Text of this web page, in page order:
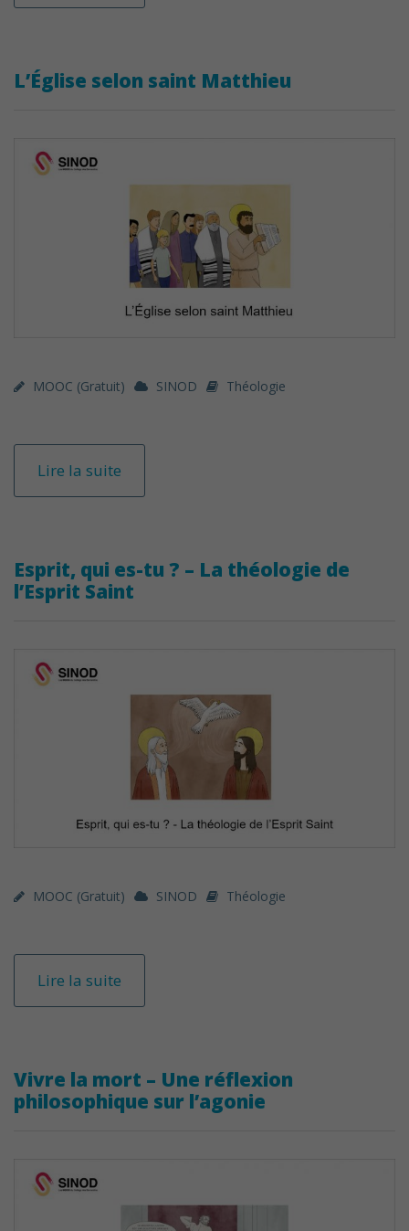
L’Église selon saint Matthieu
MOOC (gratuit) SINOD Théologie
Lire la suite
Esprit, qui es-tu ? – La théologie de
l’Esprit Saint
MOOC (gratuit) SINOD Théologie
Lire la suite
Vivre la mort – Une réflexion
philosophique sur l’agonie